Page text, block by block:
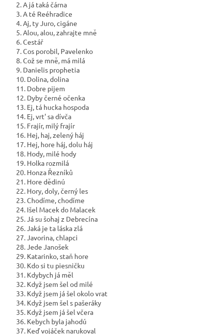
2. A já taká čárna
3. A té Reéhradice
4. Aj, ty Juro, cigáne
5. Alou, alou, zahrajte mně
6. Cestář
7. Cos porobil, Pavelenko
8. Což se mně, má milá
9. Danielis prophetia
10. Dolina, dolina
11. Dobre pijem
12. Dyby černé očenka
13. Ej, tá hucka hospoda
14. Ej, vrt' sa dívča
15. Frajír, milý frajír
16. Hej, haj, zelený háj
17. Hej, hore háj, dolu háj
18. Hody, milé hody
19. Holka rozmilá
20. Honza Řezníků
21. Hore dědinú
22. Hory, doly, černý les
23. Chodíme, chodíme
24. Išel Macek do Malacek
25. Já su šohaj z Debrecína
26. Jaká je ta láska zlá
27. Javorina, chlapci
28. Jede Janošek
29. Katarinko, staň hore
30. Kdo si tu piesničku
31. Kdybych já měl
32. Když jsem šel od milé
33. Když jsem já šel okolo vrat
34. Když jsem šel s pašeráky
35. Když jsem já šel včera
36. Kebych byla jahodú
37. Keď vojáček narukoval